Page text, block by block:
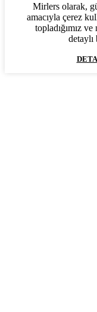
Mirlers olarak,
amacıyla çerez
topladığımız